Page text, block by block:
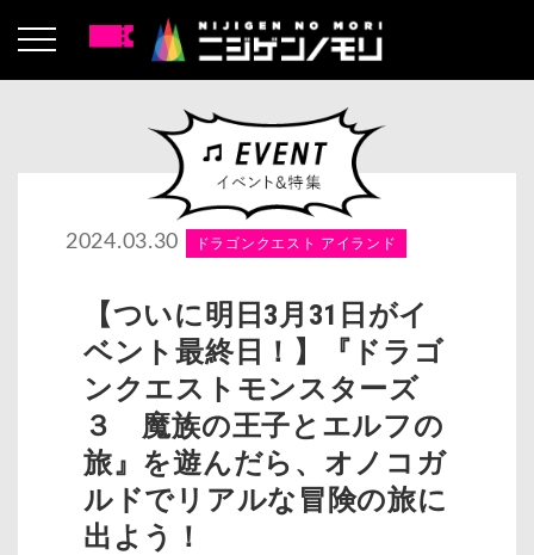
2024.03.30 ドラゴンクエスト アイランド
【ついに明日3月31日がイ
ベント最終日！】『ドラゴ
ンクエストモンスターズ
３ 魔族の王子とエルフの
旅』を遊んだら、オノコガ
ルドでリアルな冒険の旅に
出よう！